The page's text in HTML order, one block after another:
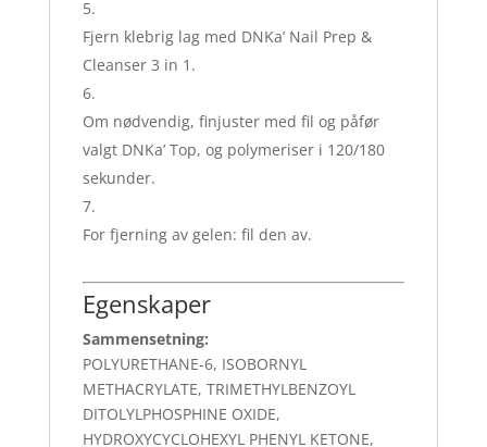
Fjern klebrig lag med DNKa’ Nail Prep &
Cleanser 3 in 1.
Om nødvendig, finjuster med fil og påfør
valgt DNKa’ Top, og polymeriser i 120/180
sekunder.
For fjerning av gelen: fil den av.
Egenskaper
Sammensetning:
POLYURETHANE-6, ISOBORNYL
METHACRYLATE, TRIMETHYLBENZOYL
DITOLYLPHOSPHINE OXIDE,
HYDROXYCYCLOHEXYL PHENYL KETONE,